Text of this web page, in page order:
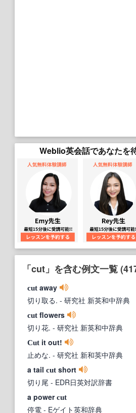
Weblio英会話であなたを
「cut」を含む例文一覧
cut away
切り取る. - 研究社 新英和中辞典
cut flowers
切り花. - 研究社 新英和中辞典
Cut it out!
止めな. - 研究社 新和英中辞典
a tail cut short
切り尾 - EDR日英対訳辞書
a powercut
停電 - Eゲイト英和辞典